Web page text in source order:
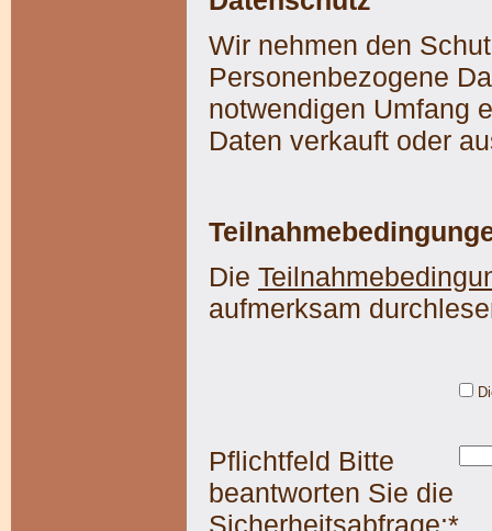
Wir nehmen den
Personenbezogene
notwendigen Umfang
Daten verkauft oder
Die
aufmerksam
Pflichtfeld Bitte
beantworten Sie die
Sicherheitsabfrage:*